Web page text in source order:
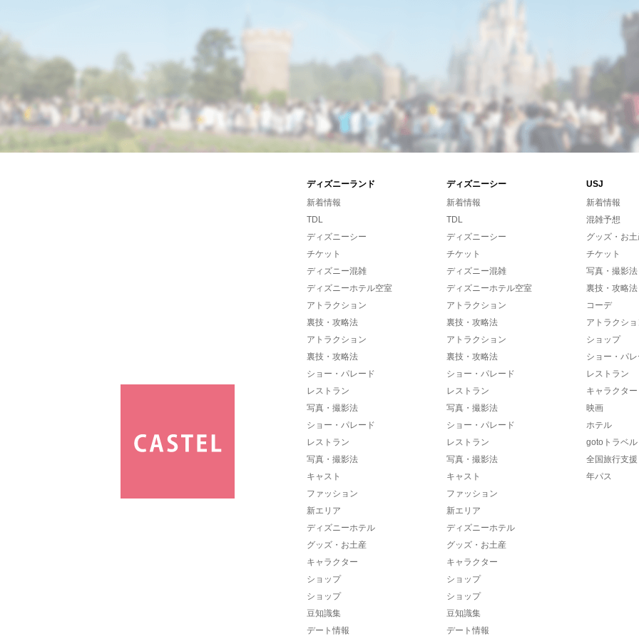
ディズニーランド ディズニーシー
USJ
新着情報
TDL
ディズニーシー
チケット
ディズニー混雑
ディズニーホテル空室
アトラクション
裏技・攻略法
アトラクション
裏技・攻略法
ショー・パレード
レストラン
写真・撮影法
ショー・パレード
レストラン
写真・撮影法
キャスト
ファッション
新エリア
ディズニーホテル
グッズ・お土産
キャラクター
ショップ
ショップ
豆知識集
デート情報
新着情報
TDL
ディズニーシー
チケット
ディズニー混雑
ディズニーホテル空室
アトラクション
裏技・攻略法
アトラクション
裏技・攻略法
ショー・パレード
レストラン
写真・撮影法
ショー・パレード
レストラン
写真・撮影法
キャスト
ファッション
新エリア
ディズニーホテル
グッズ・お土産
キャラクター
ショップ
ショップ
豆知識集
デート情報
新着情報
混雑予想
グッズ・お
チケット
写真・撮影法
裏技・攻略法
コーデ
アトラクシ
ショップ
ショー・パ
レストラン
キャラクター
映画
ホテル
gotoトラベル
全国旅行支援
年パス